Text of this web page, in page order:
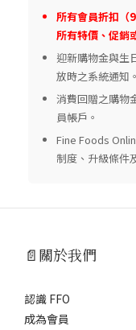
所有會員折扣（
所有特價、促銷
迎新購物金與生
放時之系統通知。
消費回贈之購物
員帳戶。
Fine Foods
制度、升級條件
📄關於我們
認識 FFO
成為會員